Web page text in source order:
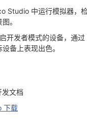
Studio 中运行模拟器，
。
开发者模式的设备，通
备上表现出色。
文档
下载